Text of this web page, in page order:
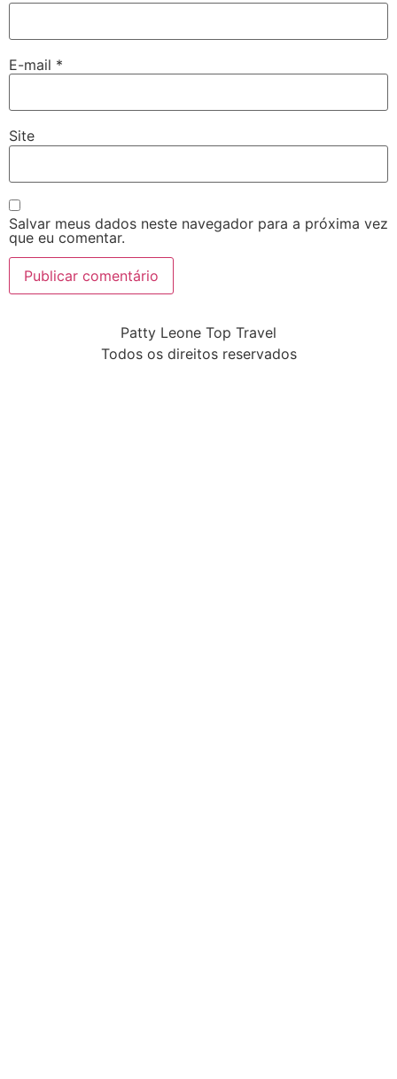
E-mail *
Site
Salvar meus dados neste navegador para a próxima vez
que eu comentar.
Patty Leone Top Travel
Todos os direitos reservados